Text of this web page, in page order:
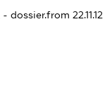
- dossier.from 22.11.12